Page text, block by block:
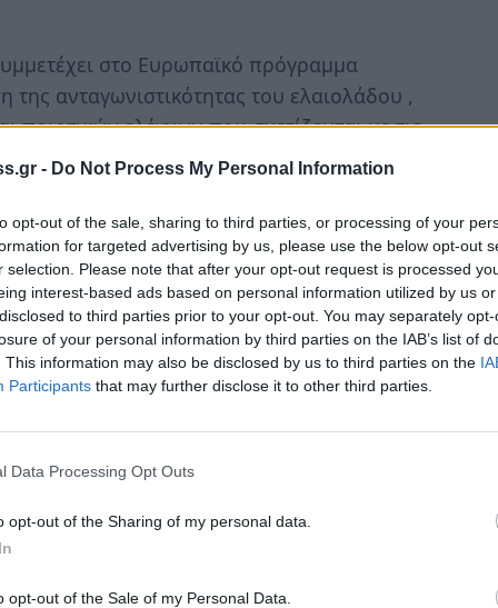
- Do Not Process My Personal Information
opt-out of the sale, sharing to third parties, or processing of your
for targeted advertising by us, please use the below opt-out
selection. Please note that after your opt-out request is processed
interest-based ads based on personal information utilized by us
to third parties prior to your opt-out. You may separately
of your personal information by third parties on the IAB’s list of
This information may also be disclosed by us to third parties on the
Participants that may further disclose it to other third parties.
Data Processing Opt Outs
opt-out of the Sharing of my personal data.
opt-out of the Sale of my Personal Data.
στο Ευρωπαϊκό πρόγραμμα
ανταγωνιστικότητας του ελαιολάδου ,
ελέγχων που σχετίζονται με τις
Στο πλαίσιο αυτό πραγματοποιείται
συγκριτικών πλεονεκτημάτων του έξτρα
26 Νοεμβρίου και ώρα 18:00 στο
του Περιφερειάρχη κ. Πέτρου Τατούλη.
για τις ιδιότητες του ελαιολάδου ο
κα Ελένη Μέλλιου του